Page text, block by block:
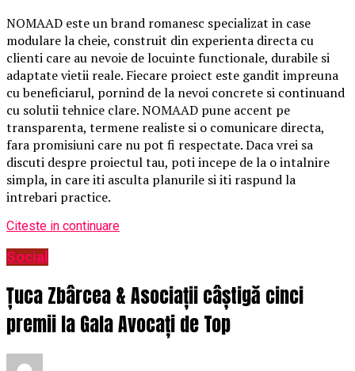
NOMAAD este un brand romanesc specializat in case
modulare la cheie, construit din experienta directa cu
clienti care au nevoie de locuinte functionale, durabile si
adaptate vietii reale. Fiecare proiect este gandit impreuna
cu beneficiarul, pornind de la nevoi concrete si continuand
cu solutii tehnice clare. NOMAAD pune accent pe
transparenta, termene realiste si o comunicare directa,
fara promisiuni care nu pot fi respectate. Daca vrei sa
discuti despre proiectul tau, poti incepe de la o intalnire
simpla, in care iti asculta planurile si iti raspund la
intrebari practice.
Citeste in continuare
Social
Țuca Zbârcea & Asociații câștigă cinci
premii la Gala Avocați de Top